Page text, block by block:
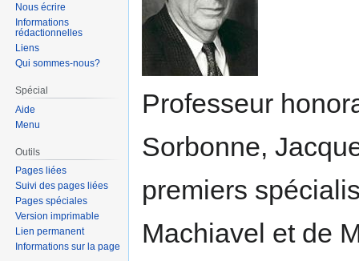
Professeur
Sorbonne,
premiers
Machiavel et de
Nous écrire
Informations
rédactionnelles
Liens
Qui sommes-nous?
Spécial
Aide
Menu
Outils
Pages liées
Suivi des pages liées
Pages spéciales
Version imprimable
Lien permanent
Informations sur la page